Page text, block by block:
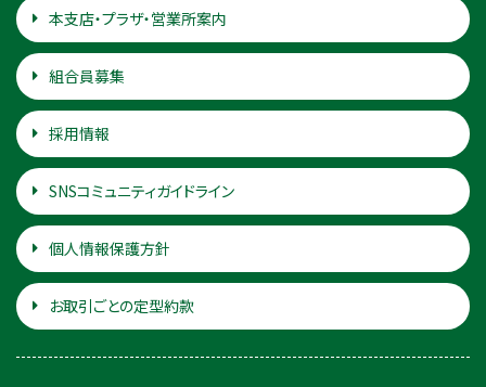
本支店・プラザ・営業所案内
組合員募集
採用情報
SNSコミュニティガイドライン
個人情報保護方針
お取引ごとの定型約款